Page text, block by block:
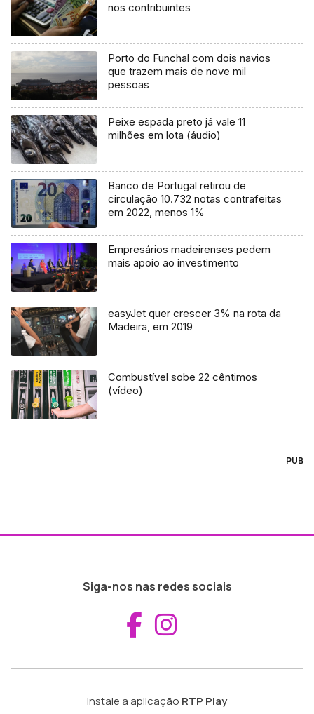
nos contribuintes
Porto do Funchal com dois navios
que trazem mais de nove mil
pessoas
Peixe espada preto já vale 11
milhões em lota (áudio)
Banco de Portugal retirou de
circulação 10.732 notas contrafeitas
em 2022, menos 1%
Empresários madeirenses pedem
mais apoio ao investimento
easyJet quer crescer 3% na rota da
Madeira, em 2019
Combustível sobe 22 cêntimos
(vídeo)
PUB
Siga-nos nas redes sociais
Aceder ao
Instale a aplicação RTP Play